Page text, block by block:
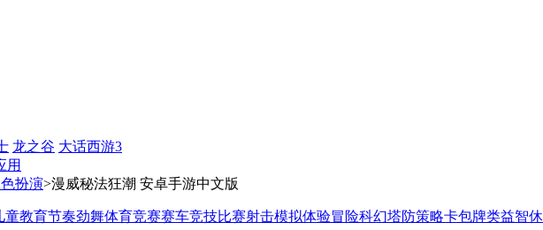
龙之谷 大话西游3
用
扮演>漫威秘法狂潮 安卓手游中文版
童教育节奏劲舞体育竞赛赛车竞技比赛射击模拟体验冒险科幻塔防策略卡包牌类益智